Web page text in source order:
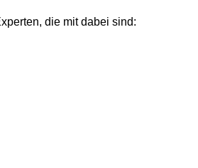
die mit dabei sind: